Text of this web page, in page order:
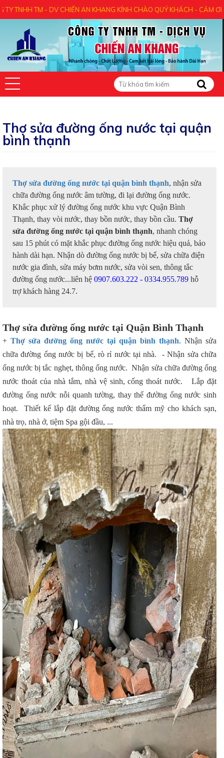
- DV CHIẾN AN KHANG KÍNH CHÀO QUÝ KHÁCH - CẢM ƠN QUÝ
Thợ sửa đường ống nước tại quận
bình thạnh
Thợ sửa đường ống nước tại quận bình thạnh, nhận sửa
chữa đường ống nước âm tường, đi lại đường ống nước.
Khắc phục xử lý đường ống nước khu vực Quận Bình
Thạnh, thay vòi nước, thay bồn nước, thay bồn cầu. Thợ
sửa đường ống nước tại quận bình thạnh, nhanh chóng
sau 15 phút có mặt khắc phục đường ống nước hiệu quả, bảo
hành dài hạn. Nhận dò đường ống nước bị bể, sửa chữa điện
nước gia đình, sửa máy bơm nước, sửa vòi sen, thông tắc
đường ống nước...liên hệ 0907.603.222 - 0334.955.789 hỗ
trợ khách hàng 24.7.
Thợ sửa đường ống nước tại Quận Bình Thạnh
+ Thợ sửa đường ống nước tại quận bình thạnh. Nhận sửa
chữa đường ống nước bị bể, rò rỉ nước tại nhà. - Nhận sửa chữa
ống nước bị tắc nghẹt, thông ống nước. Nhận sửa chữa đường ống
nước thoát của nhà tắm, nhà vệ sinh, cống thoát nước. Lắp đặt
đường ống nước nỗi quanh tường, thay thế đường ống nước sinh
hoạt. Thiết kế lắp đặt đường ống nước thẩm mỹ cho khách sạn,
nhà trọ, nhà ở, tiệm Spa gội đầu, ...